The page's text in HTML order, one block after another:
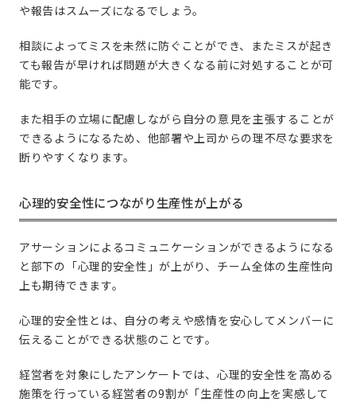
や報告はスムーズになるでしょう。
相談によってミスを未然に防ぐことができ、またミスが起き
ても報告が早ければ問題が大きくなる前に対処することが可
能です。
また相手の立場に配慮しながら自分の意見を主張することが
できるようになるため、他部署や上司からの理不尽な要求を
断りやすくなります。
心理的安全性につながり生産性が上がる
アサーションによるコミュニケーションができるようになる
と部下の「心理的安全性」が上がり、チーム全体の生産性向
上も期待できます。
心理的安全性とは、自分の考えや感情を安心してメンバーに
伝えることができる状態のことです。
経営者を対象にしたアンケートでは、心理的安全性を高める
施策を行っている経営者の9割が「生産性の向上を実感して